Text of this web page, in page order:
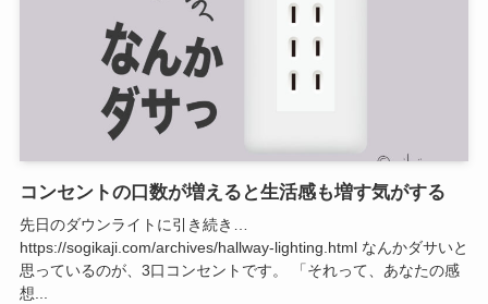
コンセントの口数が増えると生活感も増す気がする
先日のダウンライトに引き続き…
https://sogikaji.com/archives/hallway-lighting.html なんかダサいと
思っているのが、3口コンセントです。 「それって、あなたの感
想...